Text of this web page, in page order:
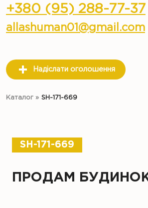
+380 (95) 288-77-37
allashuman01@gmail.com
Надіслати оголошення
Каталог » SH-171-669
SH-171-669
ПРОДАМ